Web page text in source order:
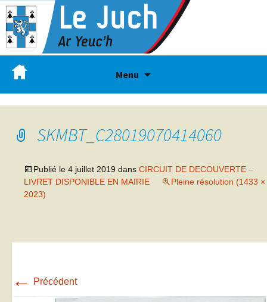
Menu
SKMBT_C28019070414060
Publié le 4 juillet 2019 dans CIRCUIT DE DECOUVERTE –
LIVRET DISPONIBLE EN MAIRIE
Pleine résolution (1433 ×
2023)
← Précédent